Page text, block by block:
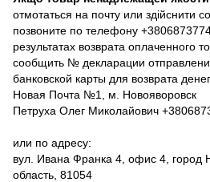
отмотаться на почту или здійснити
позвоните по телефону
результатах возврата оплаченного
сообщить № декларации
банковской карты для возврата
Новая Почта №1, м. Новояворовск
Петруха Олег Миколайович
или по адресу:
вул. Ивана Франка 4, офис 4, город
область, 81054